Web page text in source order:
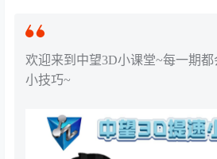
欢迎来到中望3D小课堂~每一期
小技巧~